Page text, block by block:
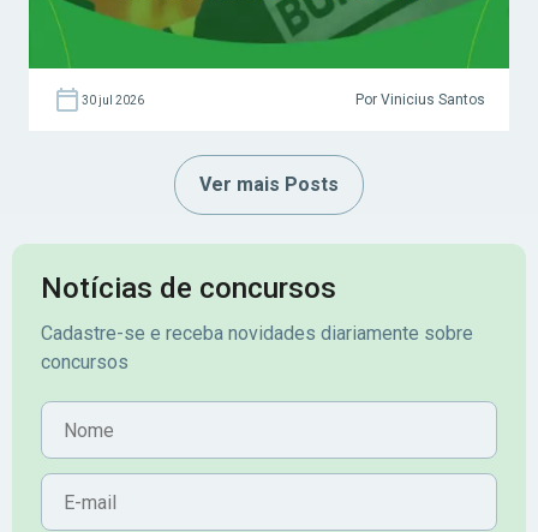
30 jul 2026 Por Vinicius Santos
Ver mais Posts
Notícias de concursos
Cadastre-se e receba novidades diariamente sobre
concursos
Nome
E-mail